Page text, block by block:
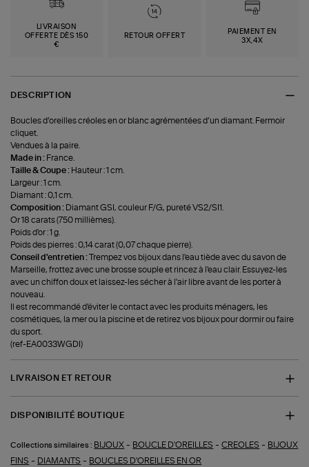
LIVRAISON
OFFERTE DÈS 150
€
RETOUR OFFERT
PAIEMENT EN
3X,4X
DESCRIPTION
Boucles d’oreilles créoles en or blanc agrémentées d’un diamant. Fermoir
cliquet.
Vendues à la paire.
Made in : France.
Taille & Coupe : Hauteur : 1 cm.
Largeur : 1 cm.
Diamant : 0,1 cm.
Composition : Diamant GSI, couleur F/G, pureté VS2/SI1.
Or 18 carats (750 millièmes).
Poids d'or : 1 g.
Poids des pierres : 0,14 carat (0,07 chaque pierre).
Conseil d'entretien :Trempez vos bijoux dans l'eau tiède avec du savon de
Marseille, frottez avec une brosse souple et rincez à l'eau clair. Essuyez-les
avec un chiffon doux et laissez-les sécher à l'air libre avant de les porter à
nouveau.
Il est recommandé d'éviter le contact avec les produits ménagers, les
cosmétiques, la mer ou la piscine et de retirez vos bijoux pour dormir ou faire
du sport.
(ref-EA0033WGDI)
LIVRAISON ET RETOUR
DISPONIBILITÉ BOUTIQUE
Collections similaires : BIJOUX - BOUCLE D'OREILLES -CREOLES - BIJOUX
FINS - DIAMANTS - BOUCLES D'OREILLES EN OR